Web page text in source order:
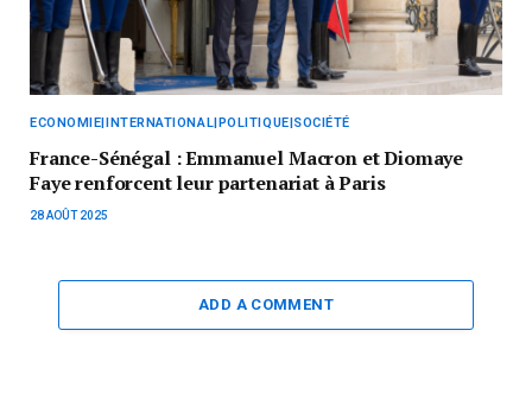
ECONOMIE|INTERNATIONAL|POLITIQUE|SOCIÉTÉ
France-Sénégal : Emmanuel Macron et Diomaye
Faye renforcent leur partenariat à Paris
28 AOÛT 2025
ADD A COMMENT